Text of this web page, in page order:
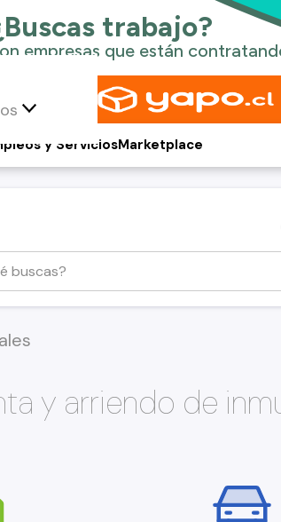
y ServiciosMarketplace
y arriendo de